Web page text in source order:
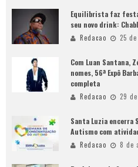
Equilibrista faz festa
seu novo drink:
Redacao 25
Com Luan Santana,
nomes, 56ª Expô
completa
Redacao 29
Santa Luzia encerra
Autismo com
Redacao 8 de